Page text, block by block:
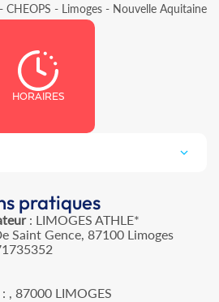
CHEOPS - Limoges - Nouvelle Aquitaine
HORAIRES
pratiques
: LIMOGES ATHLE*
Saint Gence, 87100 Limoges
, 87000 LIMOGES